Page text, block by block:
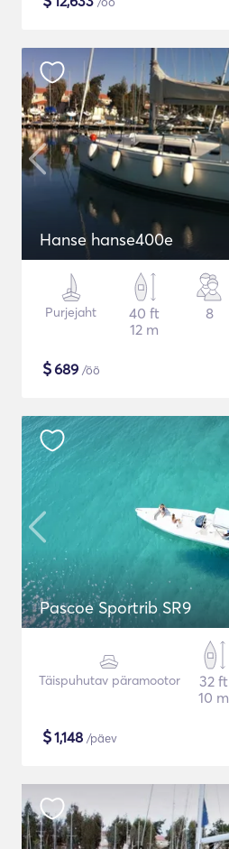
Hanse hanse400e
Purjejaht
40 ft
12 m
8
$689 /öö
Pascoe Sportrib SR9
Täispuhutav päramootor
32 ft
10 m
$1,148 /päev